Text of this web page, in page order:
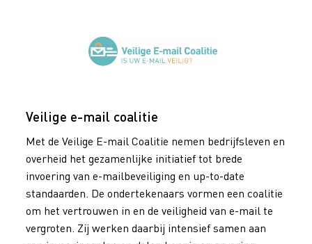
Veilige e-mail coalitie
Met de Veilige E-mail Coalitie nemen bedrijfsleven en
overheid het gezamenlijke initiatief tot brede
invoering van e-mailbeveiliging en up-to-date
standaarden. De ondertekenaars vormen een coalitie
om het vertrouwen in en de veiligheid van e-mail te
vergroten. Zij werken daarbij intensief samen aan